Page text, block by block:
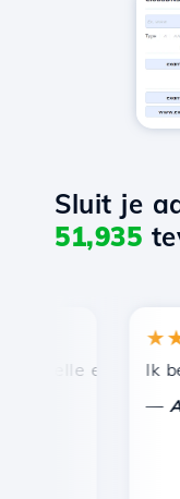
Sluit je
51,935
en efficiënte
Ik ben